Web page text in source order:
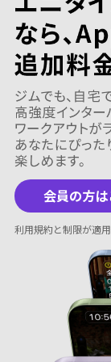
会員の方は
利用規約と制限が適用